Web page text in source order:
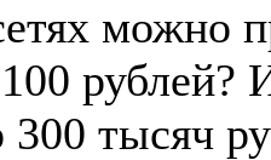
можно
рублей?
300 тысяч